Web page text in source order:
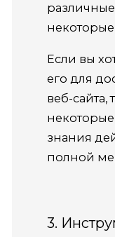
Если вы
его для
веб-сайта,
знания
полной
3.